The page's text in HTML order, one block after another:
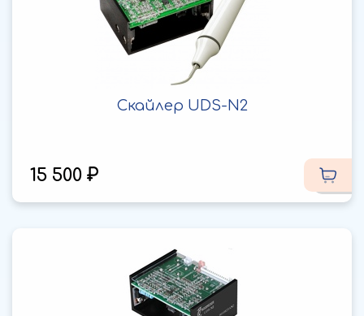
Скайлер UDS-N2
15 500